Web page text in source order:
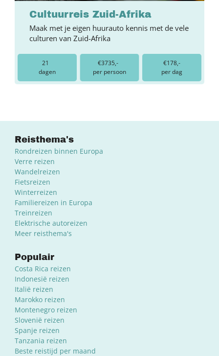
Cultuurreis Zuid-Afrika
Maak met je eigen huurauto kennis met de vele
culturen van Zuid-Afrika
21
dagen
€3735,-
per persoon
€178,-
per dag
Reisthema's
Rondreizen binnen Europa
Verre reizen
Wandelreizen
Fietsreizen
Winterreizen
Familiereizen in Europa
Treinreizen
Elektrische autoreizen
Meer reisthema's
Populair
Costa Rica reizen
Indonesië reizen
Italië reizen
Marokko reizen
Montenegro reizen
Slovenië reizen
Spanje reizen
Tanzania reizen
Beste reistijd per maand